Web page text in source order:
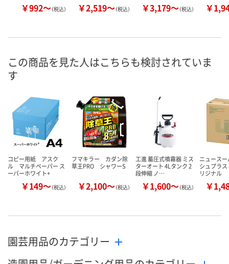
￥992～（税込） ￥2,519～（税込） ￥3,179～（税込） ￥
この商品を見た人はこちらも検討されていま
す
コピー用紙 アスク
ル マルチペーパー ス
ーパーホワイト+
￥149～（税込）
フマキラー カダン除
草王PRO シャワーS
￥2,100～（税込）
工進 蓄圧式噴霧器 ミス
ターオート 4Lタンク 2
段伸縮 ノ…
￥1,600～（税込）
ニュース
シュプラ
リジナル
￥
園芸用品のカテゴリー